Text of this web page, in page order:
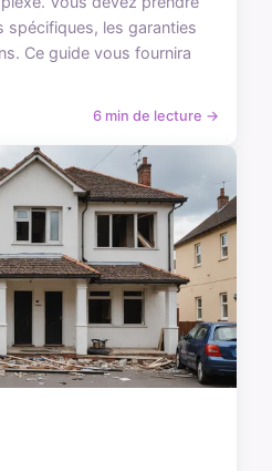
les garanties
Ce guide vous fournira
6 min de lecture →